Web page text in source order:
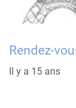
Rendez-
Il y a 15 ans